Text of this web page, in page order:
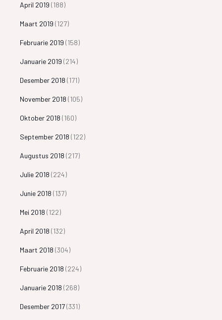
April 2019 (188)
Maart 2019 (127)
Februarie 2019 (158)
Januarie 2019 (214)
Desember 2018 (171)
November 2018 (105)
Oktober 2018 (160)
September 2018 (122)
Augustus 2018 (217)
Julie 2018 (224)
Junie 2018 (137)
Mei 2018 (122)
April 2018 (132)
Maart 2018 (304)
Februarie 2018 (224)
Januarie 2018 (268)
Desember 2017(331)